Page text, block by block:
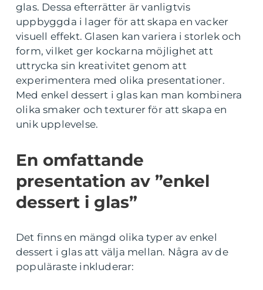
glas. Dessa efterrätter är vanligtvis
uppbyggda i lager för att skapa en vacker
visuell effekt. Glasen kan variera i storlek och
form, vilket ger kockarna möjlighet att
uttrycka sin kreativitet genom att
experimentera med olika presentationer.
Med enkel dessert i glas kan man kombinera
olika smaker och texturer för att skapa en
unik upplevelse.
En omfattande
presentation av ”enkel
dessert i glas”
Det finns en mängd olika typer av enkel
dessert i glas att välja mellan. Några av de
populäraste inkluderar: